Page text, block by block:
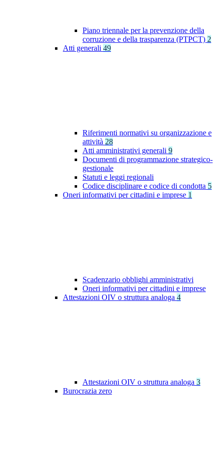
Piano triennale per la prevenzione della
corruzione e della trasparenza (PTPCT) 2
Atti generali 49
Riferimenti normativi su organizzazione e
attività 28
Atti amministrativi generali 9
Documenti di programmazione strategico-
gestionale
Statuti e leggi regionali
Codice disciplinare e codice di condotta 5
Oneri informativi per cittadini e imprese 1
Scadenzario obblighi amministrativi
Oneri informativi per cittadini e imprese
Attestazioni OIV o struttura analoga 4
Attestazioni OIV o struttura analoga 3
Burocrazia zero